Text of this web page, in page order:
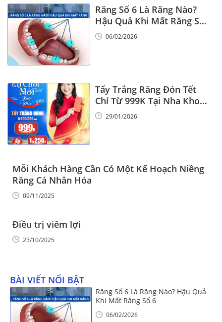
Răng Số 6 Là Răng Nào?
Hậu Quả Khi Mất Răng Số
6
06/02/2026
Tẩy Trắng Răng Đón Tết
Chỉ Từ 999K Tại Nha Khoa
Vinalign
29/01/2026
Mỗi Khách Hàng Cần Có Một Kế Hoạch Niềng
Răng Cá Nhân Hóa
09/11/2025
Điều trị viêm lợi
23/10/2025
BÀI VIẾT NỔI BẬT
Răng Số 6 Là Răng Nào? Hậu Quả
Khi Mất Răng Số 6
06/02/2026